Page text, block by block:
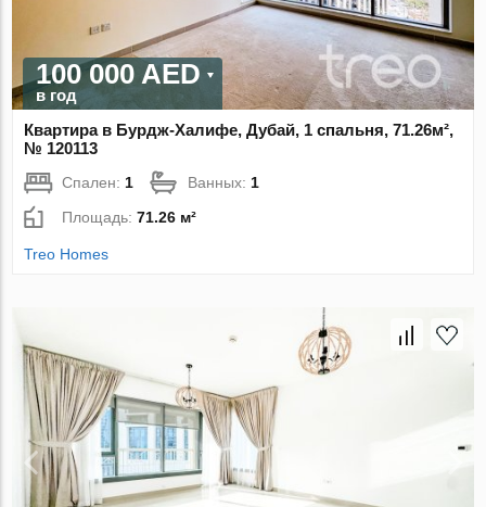
100 000 AED
в год
Квартира в Бурдж-Халифе, Дубай, 1 спальня, 71.26м²,
№ 120113
Спален: 1 Ванных: 1
Площадь:71.26 м²
Treo Homes